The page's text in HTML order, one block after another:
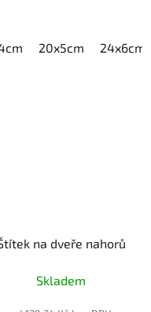
20x5cm 24x6cm
na dveře nahorů
Skladem